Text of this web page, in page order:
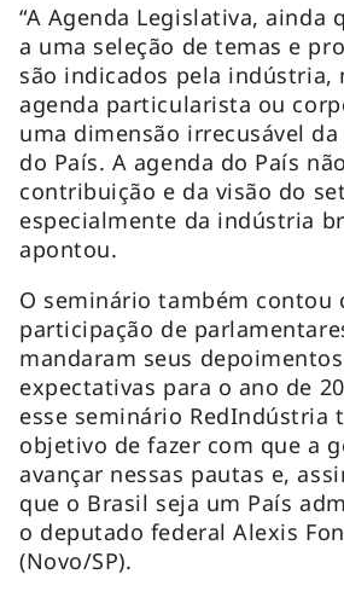
“A Agenda Legislativa, ainda
a uma seleção de temas e
são indicados pela indústria,
agenda particularista ou
uma dimensão irrecusável
do País. A agenda do País
contribuição e da visão do
especialmente da indústria
apontou.
O seminário também contou
participação de
mandaram seus
expectativas para o ano de
esse seminário RedIndústria
objetivo de fazer com que a
avançar nessas pautas e,
que o Brasil seja um País
o deputado federal Alexis
(Novo/SP).